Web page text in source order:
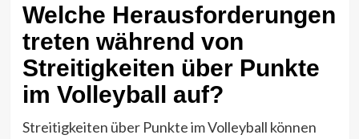
Welche Herausforderungen
treten während von
Streitigkeiten über Punkte
im Volleyball auf?
Streitigkeiten über Punkte im Volleyball können